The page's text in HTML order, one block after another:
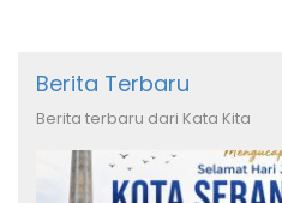
Berita Terbaru
Berita terbaru dari Kata Kita